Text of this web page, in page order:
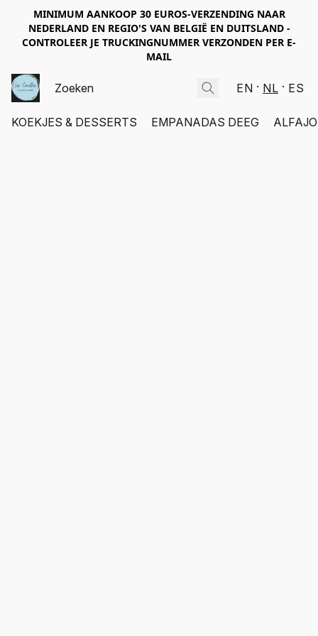
MINIMUM AANKOOP 30 EUROS-VERZENDING NAAR
NEDERLAND EN REGIO'S VAN BELGIË EN DUITSLAND -
CONTROLEER JE TRUCKINGNUMMER VERZONDEN PER E-
MAIL
EN NL ES
KOEKJES & DESSERTS EMPANADAS DEEG